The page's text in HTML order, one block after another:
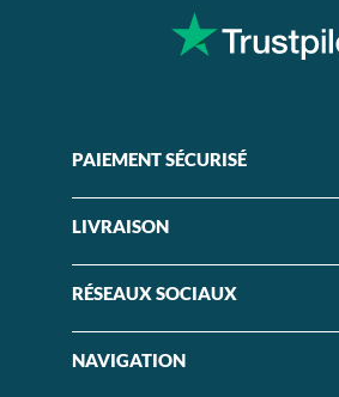
PAIEMENT SÉCURISÉ
LIVRAISON
RÉSEAUX SOCIAUX
NAVIGATION